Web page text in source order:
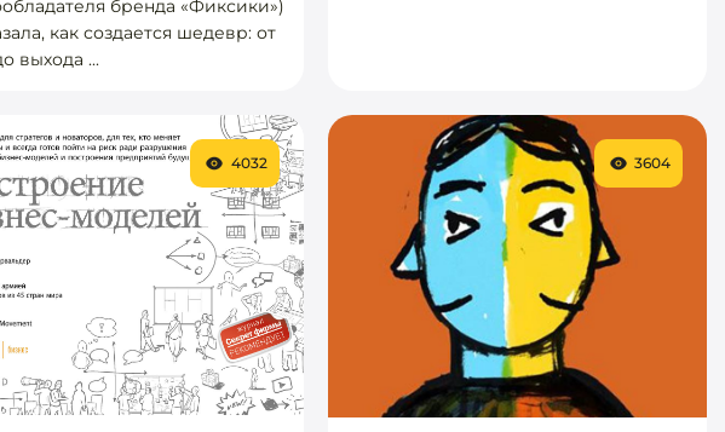
бренда «Фиксики»)
как создается шедевр: от
выхода ...
4032 3604